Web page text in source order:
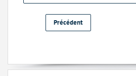
Précédent